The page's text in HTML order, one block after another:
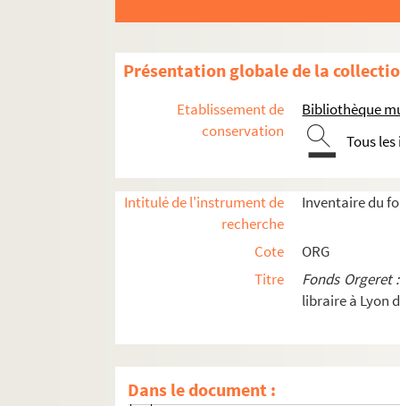
Présentation globale de la
Etablissement de
conservation
Bibliothèque
Tous
Intitulé de l'instrument de
recherche
Inventaire du
Cote
ORG
Titre
Fonds Orgeret
libraire à Lyon
Dans le document :
ORG C.16/1. Partitions de Penso,
ORG C.16/1. Partitions de
ORG C.16/1. Partitions de Perrelet,
ORG C.16/1. Partitions de Perrelet,
ORG C.16/1. Partitions de Perret,
ORG C.16/1. Partitions de Pessard,
ORG C.16/1. Partitions de Pesse,
ORG C.16/2. Partitions de Petit,
ORG C.16/3. Partitions de Peyrla,
ORG C.16/3. Partitions de Picard,
ORG C.16/3. Partitions de Piccolini,